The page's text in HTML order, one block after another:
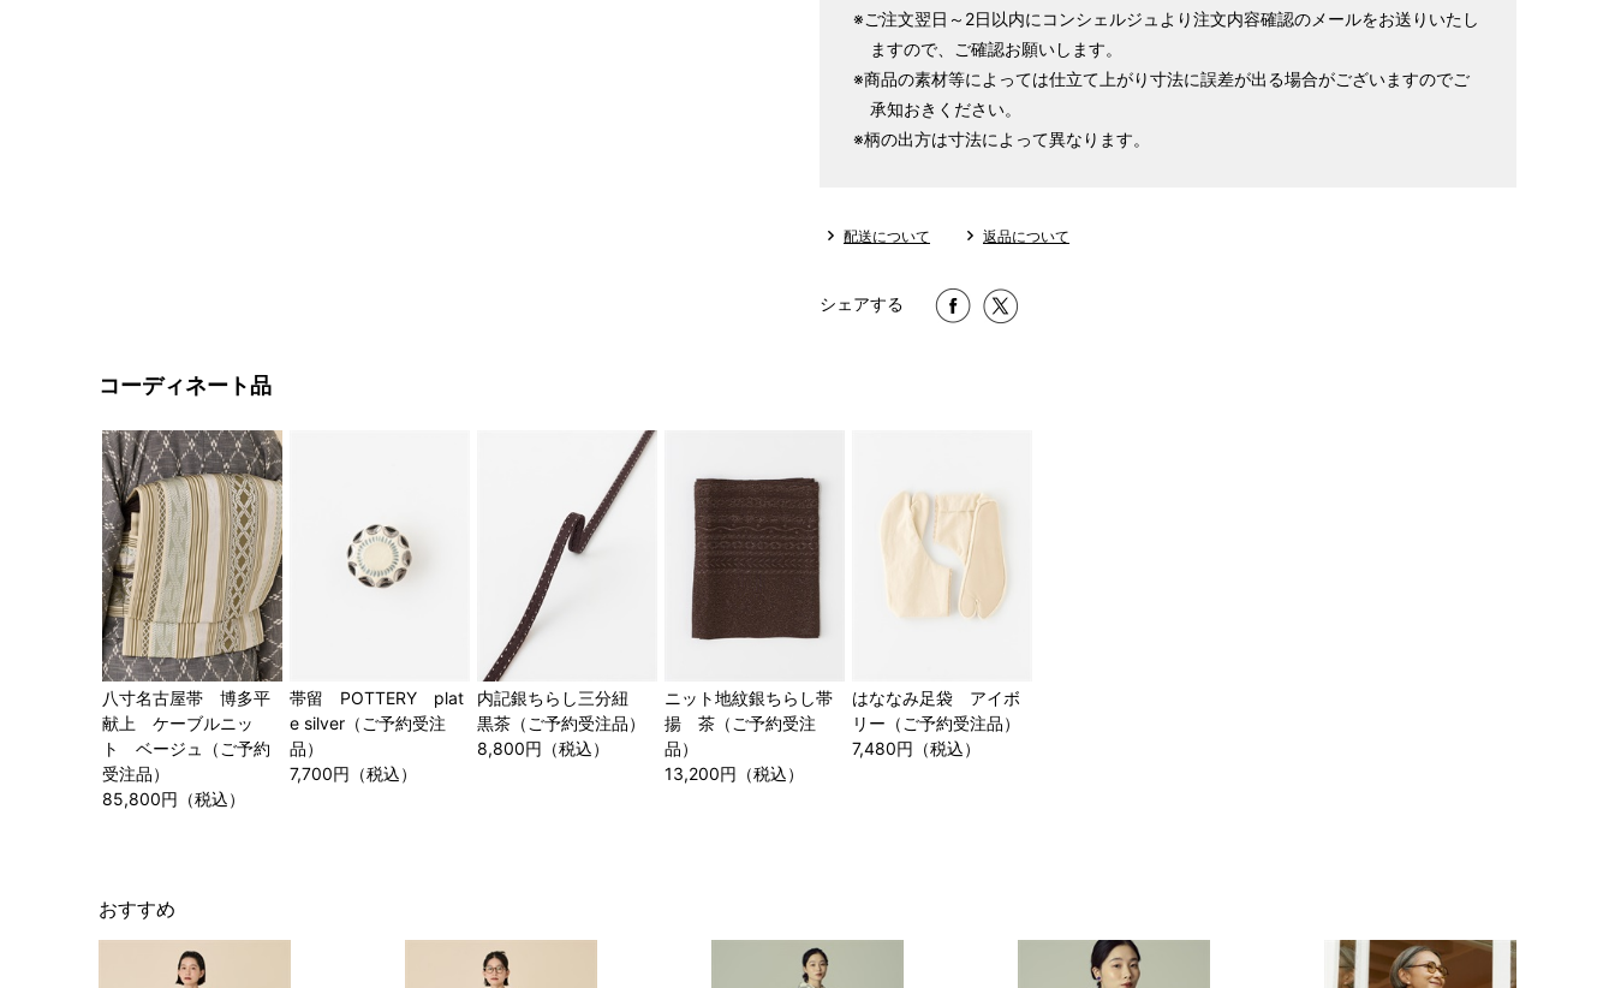
1 寸法は鯨尺（くじらじゃく）寸法です。もともと鯨のひげで作られた道具で測っていたの
で鯨尺と言います。
単位：１尺＝約38cm １寸＝約3.8cm １分＝約0.38cm
2 鯨尺寸法となりますので上表の cm はおおよその長さとなります。
※ご注文翌日～2日以内にコンシェルジュより注文内容確認のメールをお送りいたし
ますので、ご確認お願いします。
※商品の素材等によっては仕立て上がり寸法に誤差が出る場合がございますのでご
承知おきください。
※柄の出方は寸法によって異なります。
配送について 返品について
シェアする
コーディネート品
八寸名古屋帯 博多平
献上 ケーブルニッ
ト ベージュ（ご予約
受注品）
85,800円（税込）
帯留 POTTERY plat
e silver（ご予約受注
品）
7,700円（税込）
内記銀ちらし三分紐
黒茶（ご予約受注品）
8,800円（税込）
ニット地紋銀ちらし帯
揚 茶（ご予約受注
品）
13,200円（税込）
はななみ足袋 アイボ
リー（ご予約受注品）
7,480円（税込）
おすすめ